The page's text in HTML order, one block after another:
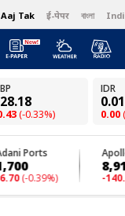
Aaj Tak ई-पेपर বাংলা